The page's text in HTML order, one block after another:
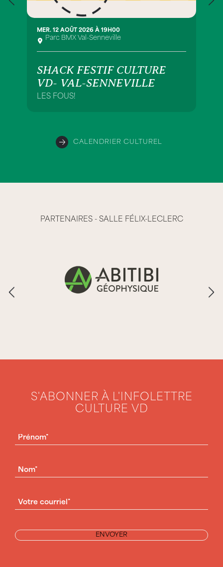
MER. 12 AOÛT 2026 À 19H00
Parc BMX Val-Senneville
SHACK FESTIF CULTURE
VD- VAL-SENNEVILLE
LES FOUS!
CALENDRIER CULTUREL
PARTENAIRES - SALLE FÉLIX-LECLERC
S'ABONNER À L'INFOLETTRE
CULTURE VD
PRÉNOM
NOM(NÉCESSAIRE)
COURRIEL(NÉCESSAIRE)